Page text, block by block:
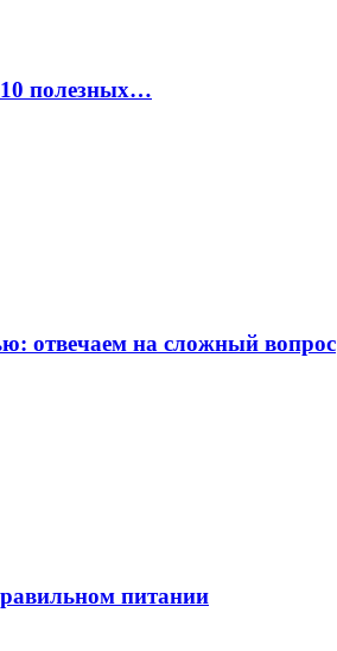
полезных…
отвечаем на сложный вопрос
питании